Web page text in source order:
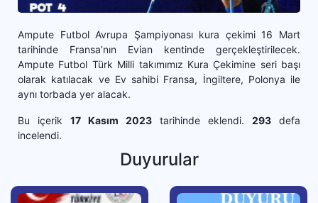
Ampute Futbol Avrupa Şampiyonası kura çekimi 16 Mart
tarihinde Fransa’nın Evian kentinde gerçekleştirilecek.
Ampute Futbol Türk Milli takımımız Kura Çekimine seri başı
olarak katılacak ve Ev sahibi Fransa, İngiltere, Polonya ile
aynı torbada yer alacak.
Bu içerik 17 Kasım 2023 tarihinde eklendi. 293 defa
incelendi.
Duyurular